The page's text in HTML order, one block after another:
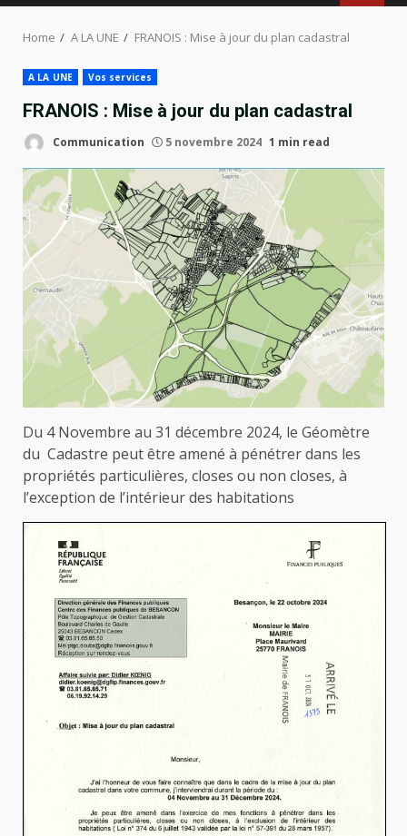
Home A LA UNE FRANOIS : Mise à jour du plan cadastral
A LA UNE Vos services
FRANOIS : Mise à jour du plan cadastral
Communication 5 novembre 2024 1 min read
Du 4 Novembre au 31 décembre 2024, le Géomètre
du Cadastre peut être amené à pénétrer dans les
propriétés particulières, closes ou non closes, à
l’exception de l’intérieur des habitations